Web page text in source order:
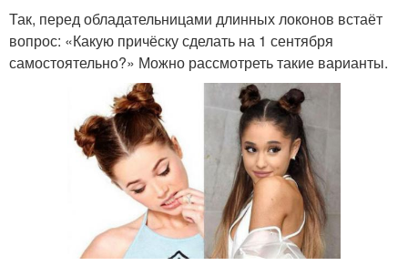
Так, перед обладательницами длинных локонов встаёт
вопрос: «Какую причёску сделать на 1 сентября
самостоятельно?» Можно рассмотреть такие варианты.